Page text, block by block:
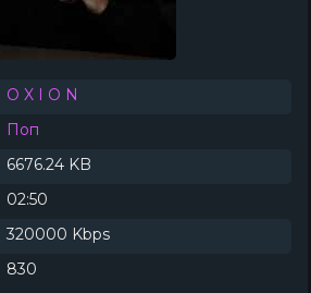
O X I O N
Поп
6676.24 KB
02:50
320000 Kbps
830